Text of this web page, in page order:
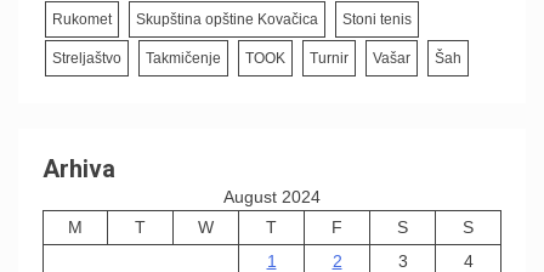
Rukomet Skupština opštine Kovačica Stoni tenis
Streljaštvo Takmičenje TOOK Turnir Vašar Šah
Arhiva
August 2024
M
T W T F S
S
1
2 3
4